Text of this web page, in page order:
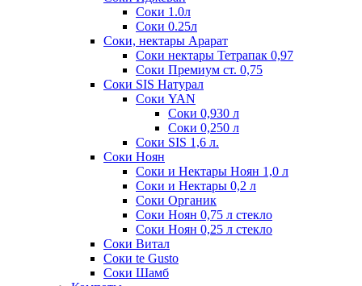
Соки 1.0л
Соки 0.25л
Соки, нектары Арарат
Соки нектары Тетрапак 0,97
Соки Премиум ст. 0,75
Соки SIS Натурал
Соки YAN
Соки 0,930 л
Соки 0,250 л
Соки SIS 1,6 л.
Соки Ноян
Соки и Нектары Ноян 1,0 л
Соки и Нектары 0,2 л
Соки Органик
Соки Ноян 0,75 л стекло
Соки Ноян 0,25 л стекло
Соки Витал
Соки te Gusto
Соки Шамб